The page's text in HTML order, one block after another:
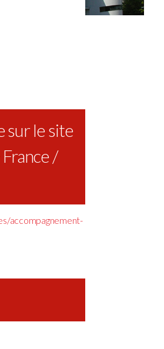
sur le site
France /
accompagnement-